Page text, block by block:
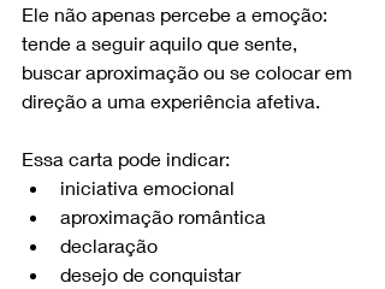
Ele não apenas percebe a emoção:
tende a seguir aquilo que sente,
buscar aproximação ou se colocar em
direção a uma experiência afetiva.
Essa carta pode indicar:
iniciativa emocional
aproximação romântica
declaração
desejo de conquistar